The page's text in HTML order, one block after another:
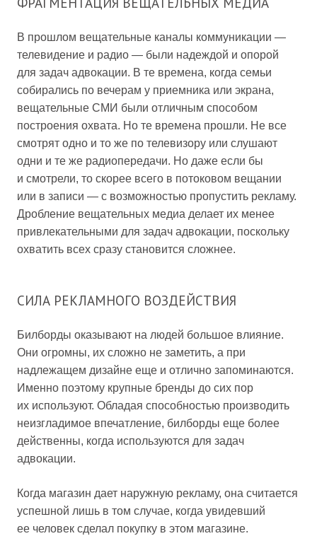
В прошлом вещательные каналы коммуникации —
телевидение и радио — были надеждой и опорой
для задач адвокации. В те времена, когда семьи
собирались по вечерам у приемника или экрана,
вещательные СМИ были отличным способом
построения охвата. Но те времена прошли. Не все
смотрят одно и то же по телевизору или слушают
одни и те же радиопередачи. Но даже если бы
и смотрели, то скорее всего в потоковом вещании
или в записи — с возможностью пропустить рекламу.
Дробление вещательных медиа делает их менее
привлекательными для задач адвокации, поскольку
охватить всех сразу становится сложнее.
СИЛА РЕКЛАМНОГО ВОЗДЕЙСТВИЯ
Билборды оказывают на людей большое влияние.
Они огромны, их сложно не заметить, а при
надлежащем дизайне еще и отлично запоминаются.
Именно поэтому крупные бренды до сих пор
их используют. Обладая способностью производить
неизгладимое впечатление, билборды еще более
действенны, когда используются для задач
адвокации.
Когда магазин дает наружную рекламу, она считается
успешной лишь в том случае, когда увидевший
ее человек сделал покупку в этом магазине.